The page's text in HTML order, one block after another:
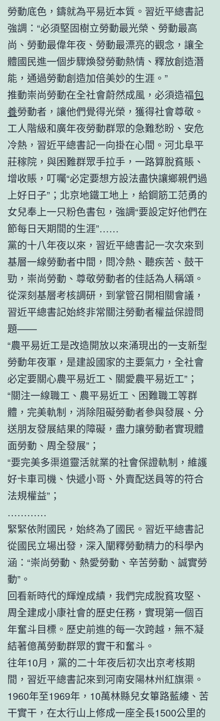
勞動底色，鑄就為平易近本質。習近平總書記
強調：“必須堅固樹立勞動最光榮、勞動最高
尚、勞動最偉年夜、勞動最漂亮的觀念，讓全
體國民進一個步驟煥發勞動熱情、釋放創造潛
能，通過勞動創造加倍美妙的生涯。”
推動崇尚勞動在全社會蔚然成風，必須造福包
養勞動者，讓他們覺得光榮，獲得社會尊敬。
工人階級和廣年夜勞動群眾的急難愁盼、安危
冷熱，習近平總書記一向掛在心間。河北阜平
莊稼院，與困難群眾手拉手，一路算脫貧賬、
增收賬，叮囑“必定要想方設法盡快讓鄉親們過
上好日子”；北京地鐵工地上，給鋼筋工范勇的
女兒奉上一只粉色書包，強調“要設定好他們在
節每日天期間的生涯”……
黨的十八年夜以來，習近平總書記一次次來到
基層一線勞動者中間，問冷熱、聽疾苦、鼓干
勁，崇尚勞動、尊敬勞動者的佳話為人稱頌。
從深刻基層考核調研，到掌管召開相關會議，
習近平總書記始終非常關注勞動者權益保證問
題——
“農平易近工是改造開放以來涌現出的一支新型
勞動年夜軍，是建設國家的主要氣力，全社會
必定要關心農平易近工、關愛農平易近工”；
“關注一線職工、農平易近工、困難職工等群
體，完美軌制，消除阻礙勞動者參與發展、分
送朋友發展結果的障礙，盡力讓勞動者實現體
面勞動、周全發展”；
“要完美多渠道靈活就業的社會保證軌制，維護
好卡車司機、快遞小哥、外賣配送員等的符合
法規權益”；
…………
緊緊依附國民，始終為了國民。習近平總書記
從國民立場出發，深入闡釋勞動精力的科學內
涵：“崇尚勞動、熱愛勞動、辛苦勞動、誠實勞
動”。
回看新時代的輝煌成績，我們完成脫貧攻堅、
周全建成小康社會的歷史任務，實現第一個百
年奮斗目標。歷史前進的每一次跨越，無不凝
結著億萬勞動群眾的實干和奮斗。
往年10月，黨的二十年夜后初次出京考核期
間，習近平總書記來到河南安陽林州紅旗渠。
1960年至1969年，10萬林縣兒女篳路藍縷、苦
干實干，在太行山上修成一座全長1500公里的